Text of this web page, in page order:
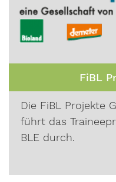
FiBL
Die FiBL Projekte
führt das
BLE durch.